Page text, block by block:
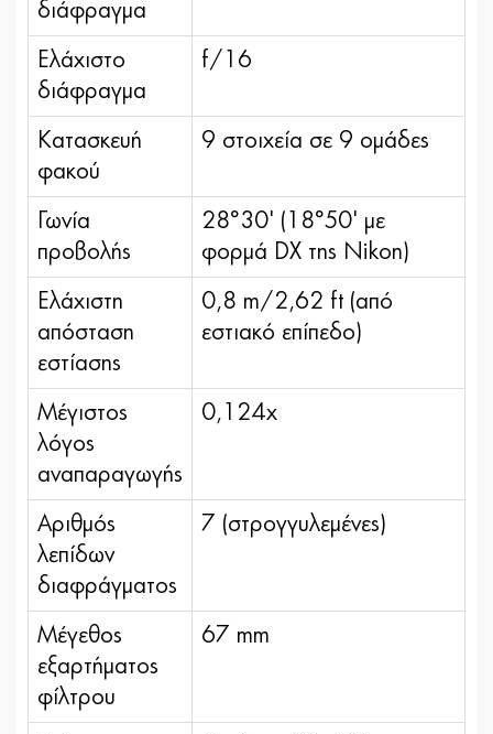
διάφραγμα
Ελάχιστο
διάφραγμα
f/16
Κατασκευή
φακού
9 στοιχεία σε 9 ομάδες
Γωνία
προβολής
28°30' (18°50' με
φορμά DX της Nikon)
Ελάχιστη
απόσταση
εστίασης
0,8 m/2,62 ft (από
εστιακό επίπεδο)
Μέγιστος
λόγος
αναπαραγωγής
0,124x
Αριθμός
λεπίδων
διαφράγματος
7 (στρογγυλεμένες)
Μέγεθος
εξαρτήματος
φίλτρου
67 mm